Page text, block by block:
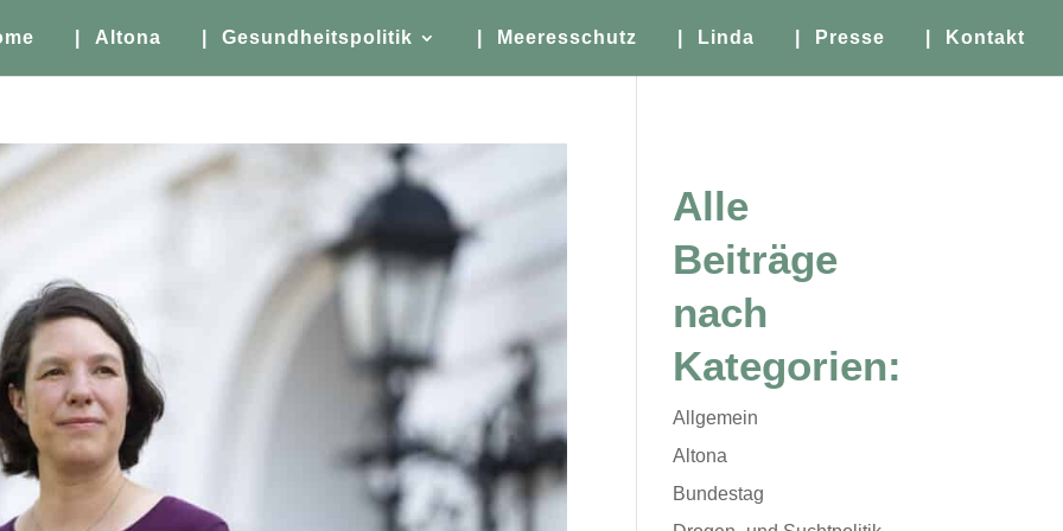
| Altona | Gesundheitspolitik | Meeresschutz | Linda | Presse | Kontakt
Alle
Beiträge
nach
Kategorien:
Allgemein
Altona
Bundestag